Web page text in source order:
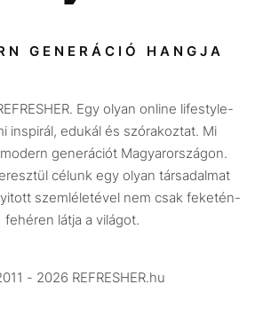
Sport
Társadalom
Utazás
Életmód
Design
Beszélgetések
Videó
GENERÁCIÓ HANGJA
Egy olyan online lifestyle-
inspirál, edukál és szórakoztat. Mi
generációt Magyarországon.
célunk egy olyan társadalmat
szemléletével nem csak feketén-
fehéren látja a világot.
- 2026 REFRESHER.hu